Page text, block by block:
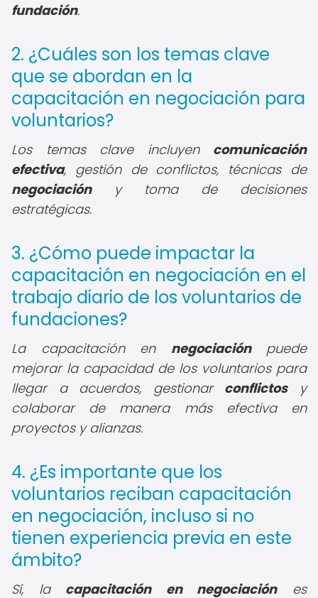
fundación.
2. ¿Cuáles son los temas clave
que se abordan en la
capacitación en negociación para
voluntarios?
Los temas clave incluyen comunicación
efectiva, gestión de conflictos, técnicas de
negociacióny toma de decisiones
estratégicas.
3. ¿Cómo puede impactar la
capacitación en negociación en el
trabajo diario de los voluntarios de
fundaciones?
La capacitación en negociaciónpuede
mejorar la capacidad de los voluntarios para
llegar a acuerdos, gestionar conflictosy
colaborar de manera más efectiva en
proyectos y alianzas.
4. ¿Es importante que los
voluntarios reciban capacitación
en negociación, incluso si no
tienen experiencia previa en este
ámbito?
Sí, la capacitación en negociaciónes